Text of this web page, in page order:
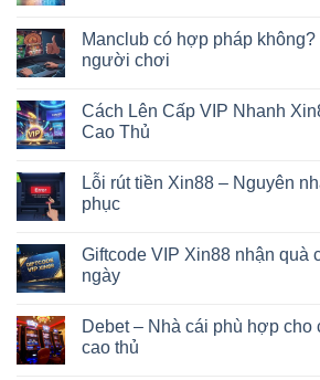
Manclub có hợp pháp
người chơi
Cách Lên Cấp VIP Nhanh
Cao Thủ
Lỗi rút tiền Xin88 – Nguyên
phục
Giftcode VIP Xin88 nhận quà
ngày
Debet – Nhà cái phù hợp
cao thủ